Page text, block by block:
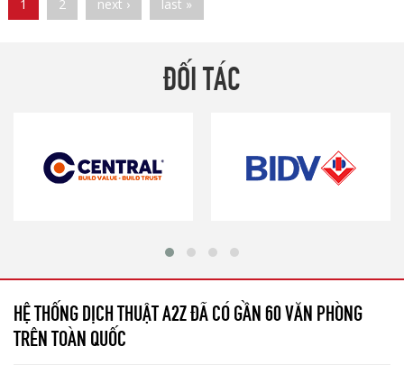
1 2 next › last »
ĐỐI TÁC
HỆ THỐNG DỊCH THUẬT A2Z ĐÃ CÓ GẦN 60 VĂN PHÒNG
TRÊN TOÀN QUỐC